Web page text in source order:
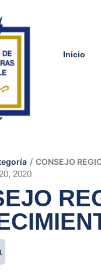
Inicio
/ CONSEJO
2020